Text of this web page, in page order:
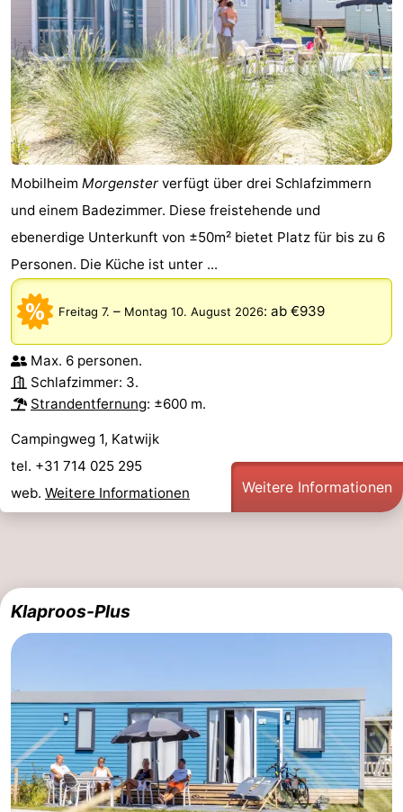
Mobilheim Morgenster verfügt über drei Schlafzimmern
und einem Badezimmer. Diese freistehende und
ebenerdige Unterkunft von ±50m² bietet Platz für bis zu 6
Personen. Die Küche ist unter ...
Freitag 7. – Montag 10. August 2026: ab €939
Max. 6 personen.
Schlafzimmer: 3.
Strandentfernung: ±600 m.
Campingweg 1, Katwijk
tel. +31 714 025 295
web. Weitere Informationen Weitere Informationen
Klaproos-Plus